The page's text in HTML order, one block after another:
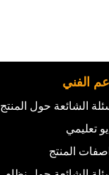
الفني
الشائعة حول المنتج
تعليمي
المنتج